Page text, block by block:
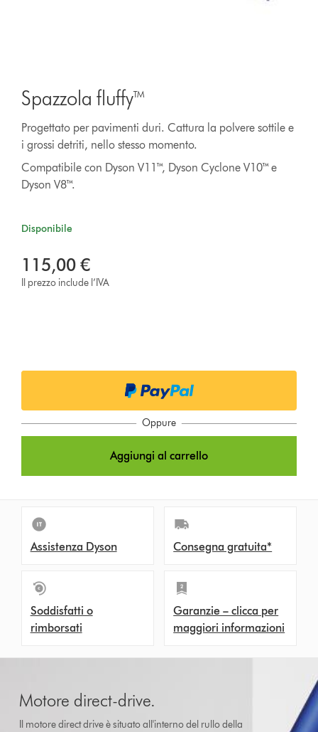
Spazzola fluffy™
Progettato per pavimenti duri. Cattura la polvere sottile e
i grossi detriti, nello stesso momento.
Compatibile con Dyson V11™, Dyson Cyclone V10™ e
Dyson V8™.
Disponibile
115,00 €
Il prezzo include l’IVA
Oppure
Aggiungi al carrello
Assistenza Dyson Consegna gratuita*
Soddisfatti o
rimborsati
Garanzie – clicca per
maggiori informazioni
Motore direct-drive.
Il motore direct drive è situato all'interno del rullo della